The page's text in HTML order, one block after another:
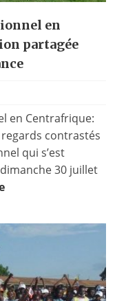
en
partagée
en Centrafrique:
contrastés
qui s’est
30 juillet